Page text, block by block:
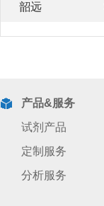
韶远
产品&服务
试剂产品
定制服务
分析服务